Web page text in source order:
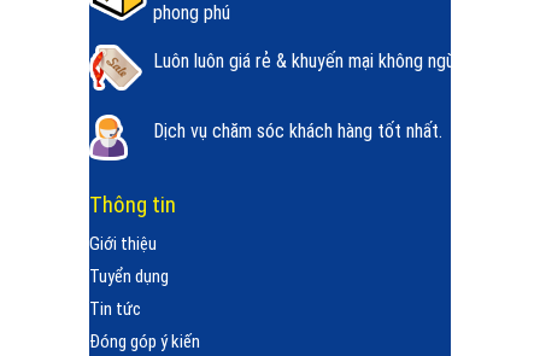
phong phú
Luôn luôn giá rẻ & khuyến mại không ngừng.
Dịch vụ chăm sóc khách hàng tốt nhất.
Thông tin
Giới thiệu
Tuyển dụng
Tin tức
Đóng góp ý kiến